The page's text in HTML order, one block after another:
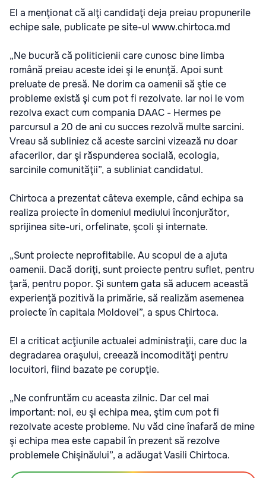
El a menţionat că alţi candidaţi deja preiau propunerile
echipe sale, publicate pe site-ul www.chirtoca.md
„Ne bucură că politicienii care cunosc bine limba
română preiau aceste idei şi le enunţă. Apoi sunt
preluate de presă. Ne dorim ca oamenii să ştie ce
probleme există şi cum pot fi rezolvate. Iar noi le vom
rezolva exact cum compania DААC - Hermes pe
parcursul a 20 de ani cu succes rezolvă multe sarcini.
Vreau să subliniez că aceste sarcini vizează nu doar
afacerilor, dar şi răspunderea socială, ecologia,
sarcinile comunităţii”, a subliniat candidatul.
Chirtoca a prezentat câteva exemple, când echipa sa
realiza proiecte în domeniul mediului înconjurător,
sprijinea site-uri, orfelinate, şcoli şi internate.
„Sunt proiecte neprofitabile. Au scopul de a ajuta
oamenii. Dacă doriţi, sunt proiecte pentru suflet, pentru
ţară, pentru popor. Şi suntem gata să aducem această
experienţă pozitivă la primărie, să realizăm asemenea
proiecte în capitala Moldovei”, a spus Chirtoca.
El a criticat acţiunile actualei administraţii, care duc la
degradarea oraşului, creează incomodităţi pentru
locuitori, fiind bazate pe corupţie.
„Ne confruntăm cu aceasta zilnic. Dar cel mai
important: noi, eu şi echipa mea, ştim cum pot fi
rezolvate aceste probleme. Nu văd cine înafară de mine
şi echipa mea este capabil în prezent să rezolve
problemele Chişinăului”, a adăugat Vasili Chirtoca.